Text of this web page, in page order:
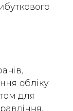
обліку
для